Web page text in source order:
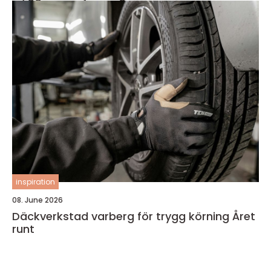
inspiration
08. June 2026
Däckverkstad varberg för trygg körning Året
runt